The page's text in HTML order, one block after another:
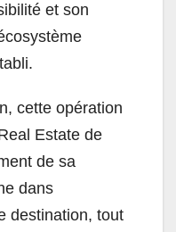
et son
cette opération
Estate de
de sa
dans
destination, tout